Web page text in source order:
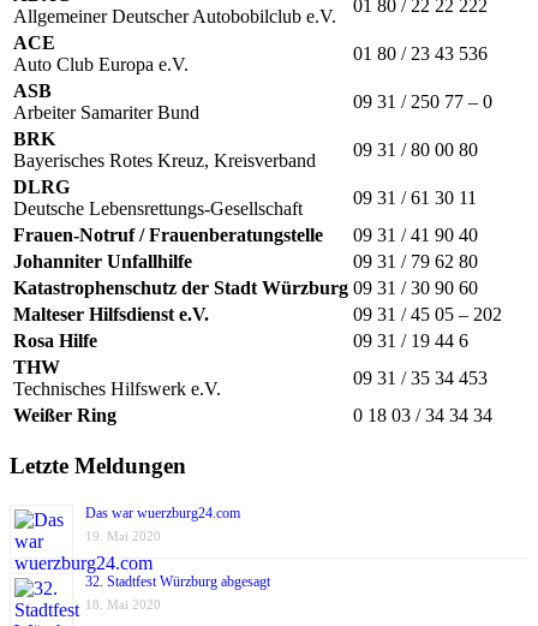
Allgemeiner Deutscher Autobobilclub e.V.
01 80 / 22 22 222
ACE
Auto Club Europa e.V.
01 80 / 23 43 536
ASB
Arbeiter Samariter Bund
09 31 / 250 77 – 0
BRK
Bayerisches Rotes Kreuz, Kreisverband
09 31 / 80 00 80
DLRG
Deutsche Lebensrettungs-Gesellschaft
09 31 / 61 30 11
Frauen-Notruf / Frauenberatungstelle
09 31 / 41 90 40
Johanniter Unfallhilfe
09 31 / 79 62 80
Katastrophenschutz der Stadt Würzburg 09 31 / 30 90 60
Malteser Hilfsdienst e.V.
09 31 / 45 05 – 202
Rosa Hilfe
09 31 / 19 44 6
THW
Technisches Hilfswerk e.V.
09 31 / 35 34 453
Weißer Ring
0 18 03 / 34 34 34
Letzte Meldungen
Das war wuerzburg24.com
19. Mai 2020
32. Stadtfest Würzburg abgesagt
18. Mai 2020